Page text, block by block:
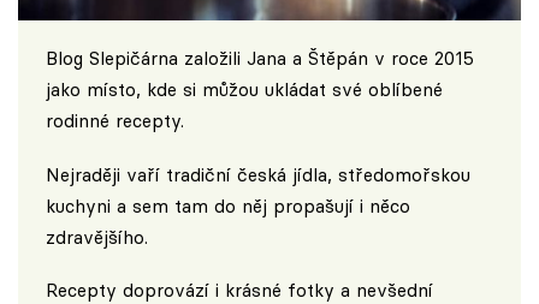
Blog Slepičárna založili Jana a Štěpán v roce 2015
jako místo, kde si můžou ukládat své oblíbené
rodinné recepty.
Nejraději vaří tradiční česká jídla, středomořskou
kuchyni a sem tam do něj propašují i něco
zdravějšího.
Recepty doprovází i krásné fotky a nevšední